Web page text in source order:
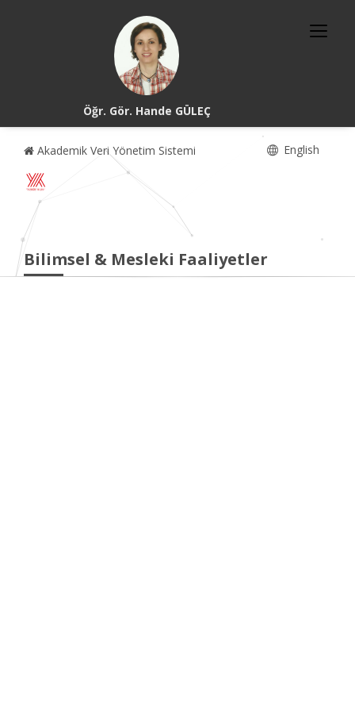
Öğr. Gör. Hande GÜLEÇ
Akademik Veri Yönetim Sistemi English
Bilimsel & Mesleki Faaliyetler